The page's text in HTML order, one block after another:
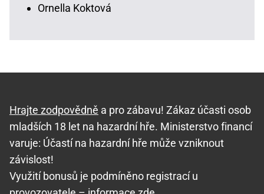
Ornella Koktová
Hrajte zodpovědně a pro zábavu! Zákaz účasti osob
mladších 18 let na hazardní hře. Ministerstvo financí
varuje: Účastí na hazardní hře může vzniknout
závislost!
Využití bonusů je podmíněno registrací u